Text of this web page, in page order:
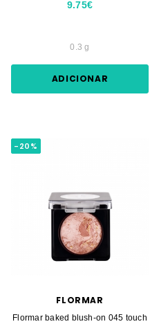
9.75€
0.3 g
ADICIONAR
-20%
FLORMAR
Flormar baked blush-on 045 touch